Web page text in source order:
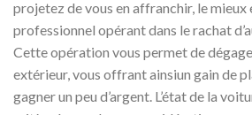
projetez de vous en affranchir, le mieux
professionnel opérant dans le rachat
Cette opération vous permet de
extérieur, vous offrant ainsiun gain de
gagner un peu d’argent. L’état de la